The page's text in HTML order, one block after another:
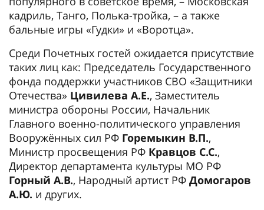
кадриль, Танго, Полька-тройка, – а также
бальные игры «Гудки» и «Воротца».
Среди Почетных гостей ожидается присутствие
таких лиц как: Председатель Государственного
фонда поддержки участников СВО «Защитники
Отечества» Цивилева А.Е., Заместитель
министра обороны России, Начальник
Главного военно-политического управления
Вооружённых сил РФ Горемыкин В.П.,
Министр просвещения РФ Кравцов С.С.,
Директор департамента культуры МО РФ
Горный А.В., Народный артист РФ Домогаров
А.Ю. и других.